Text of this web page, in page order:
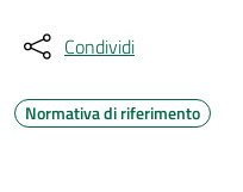
Condividi
Normativa di riferimento